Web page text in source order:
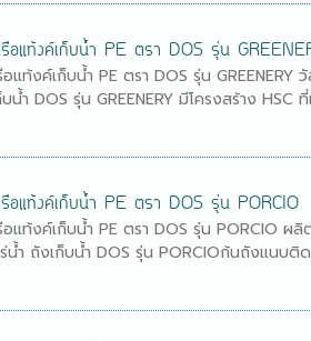
อแท้งค์เก็บน้ำ PE ตรา DOS รุ่น
แท้งค์เก็บน้ำ PE ตรา DOS รุ่น
ำ DOS รุ่น GREENERY มีโครงสร้าง HSC ที่
อแท้งค์เก็บน้ำ PE ตรา DOS รุ่น PORCIO
อแท้งค์เก็บน้ำ PE ตรา DOS รุ่น PORCIO
น้ำ ถังเก็บน้ำ DOS รุ่น PORCIOก้นถังแนบติ